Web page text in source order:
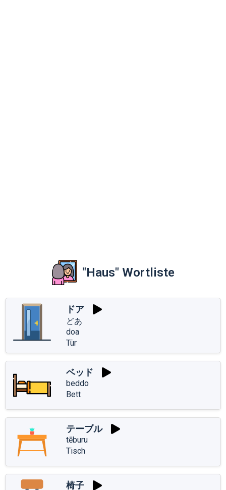
"Haus" Wortliste
ドア
どあ
doa
Tür
ベッド
beddo
Bett
テーブル
tēburu
Tisch
椅子